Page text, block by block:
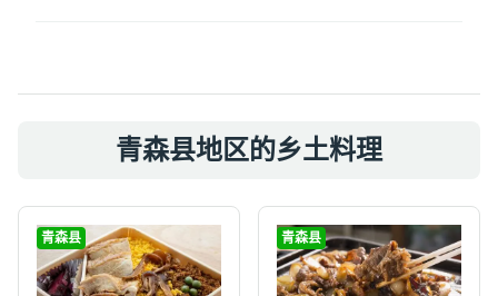
青森县地区的乡土料理
青森县 青森县